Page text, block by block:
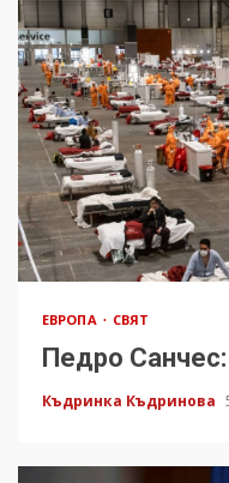
ЕВРОПА СВЯТ
Педро
Къдринка Къдринова